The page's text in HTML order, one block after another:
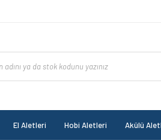
El Aletleri Hobi Aletleri Akülü